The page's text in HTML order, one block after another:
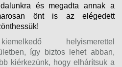
és megadta annak a
önt is az elégedett
helyismerettel
így biztos lehet abban,
kiérkezünk, hogy elhárítsuk a